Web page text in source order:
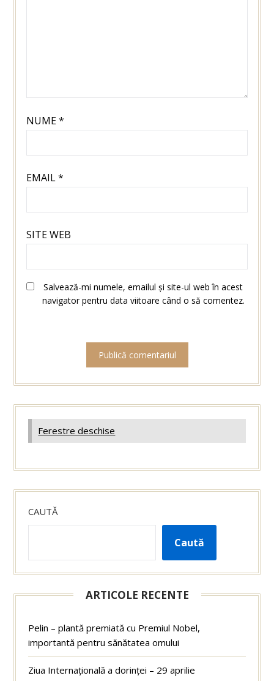
NUME*
EMAIL*
SITE WEB
Salvează-mi numele, emailul și site-ul web în acest
navigator pentru data viitoare când o să comentez.
Ferestre deschise
CAUTĂ
Caută
ARTICOLE RECENTE
Pelin – plantă premiată cu Premiul Nobel,
importantă pentru sănătatea omului
Ziua Internațională a dorinței – 29 aprilie